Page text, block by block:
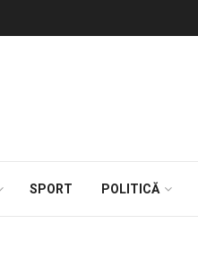
SPORT POLITICĂ